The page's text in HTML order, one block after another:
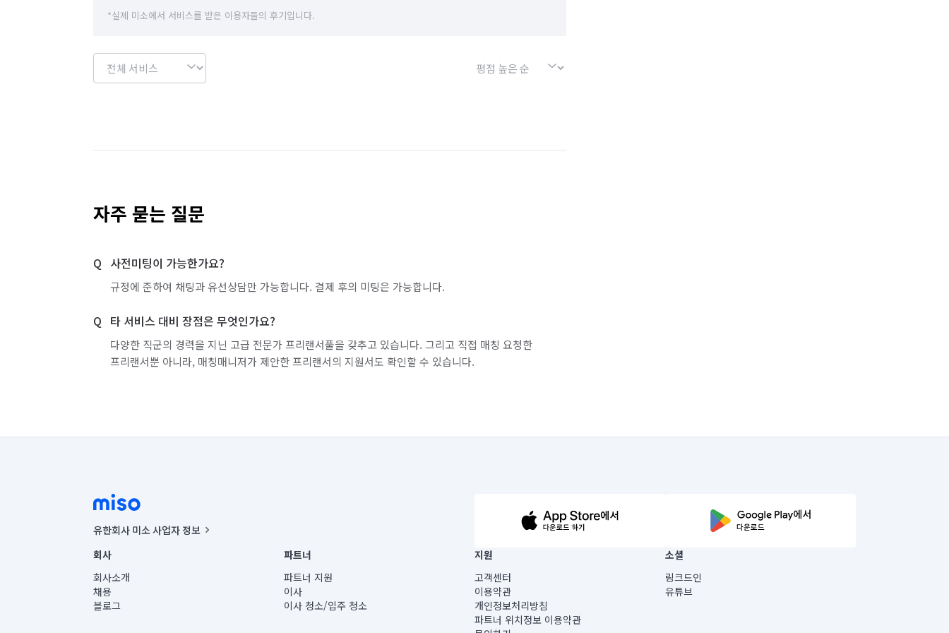
*실제 미소에서 서비스를 받은 이용자들의 후기입니다.
자주 묻는 질문
사전미팅이 가능한가요?
규정에 준하여 채팅과 유선상담만 가능합니다. 결제 후의 미팅은 가능합니다.
타 서비스 대비 장점은 무엇인가요?
다양한 직군의 경력을 지닌 고급 전문가 프리랜서풀을 갖추고 있습니다. 그리고 직접 매칭 요청한
프리랜서뿐 아니라, 매칭매니저가 제안한 프리랜서의 지원서도 확인할 수 있습니다.
유한회사 미소 사업자 정보
사업자등록번호 : 291-87-00271 | 인허가번호 : 2016-3220163-14-5-00019 |
통신판매신고번호 : 2024-서울종로-1400(공정거래위원회 정보) |
대표이사 : CHING VICTOR COLUMBIA RHEE
주소 | 본사: 서울특별시 종로구 율곡로 6(중학동, 트윈트리빌딩) B동 5층
컨택센터 : 서울특별시 종로구 수송동 율곡로 24, 7층, 8층 미소
회사
회사소개
채용
블로그
파트너
파트너 지원
이사
이사 청소/입주 청소
지원
고객센터
이용약관
개인정보처리방침
파트너 위치정보 이용약관
소셜
링크드인
유튜브